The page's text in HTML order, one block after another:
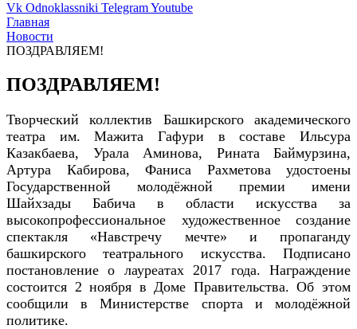
Vk Odnoklassniki TelegramYoutube
Главная
Новости
ПОЗДРАВЛЯЕМ!
ПОЗДРАВЛЯЕМ!
Творческий коллектив Башкирского академического
театра им. Мажита Гафури в составе Ильсура
Казакбаева, Урала Аминова, Рината Баймурзина,
Артура Кабирова, Фаниса Рахметова удостоены
Государственной молодёжной премии имени
Шайхзады Бабича в области искусства за
высокопрофессиональное художественное создание
спектакля «Навстречу мечте» и пропаганду
башкирского театрального искусства. Подписано
постановление о лауреатах 2017 года. Награждение
состоится 2 ноября в Доме Правительства. Об этом
сообщили в Министерстве спорта и молодёжной
политике.